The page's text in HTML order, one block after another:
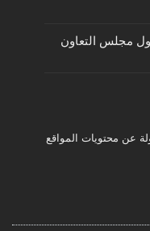
مجلس التعاون
عن محتويات المواقع